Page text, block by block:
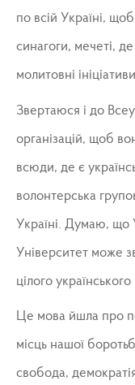
по всій Україні,
синагоги, мечеті,
молитовні
Звертаюся і до
організацій, щоб
всюди, де є
волонтерська
Україні. Думаю, що
Університет може
цілого
Це мова йшла про
місць нашої
свобода,